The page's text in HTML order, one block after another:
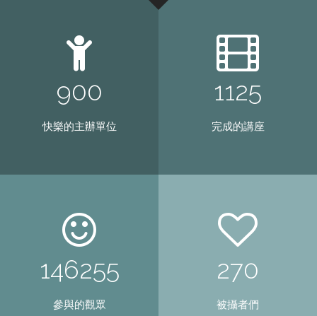
918
快樂的主辦單位
1148
完成的講座
149240
參與的觀眾
275
被攝者們